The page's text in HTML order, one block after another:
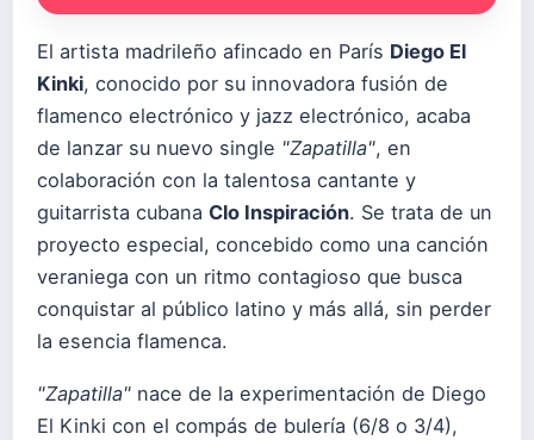
El artista madrileño afincado en París Diego El
Kinki, conocido por su innovadora fusión de
flamenco electrónico y jazz electrónico, acaba
de lanzar su nuevo single "Zapatilla", en
colaboración con la talentosa cantante y
guitarrista cubana Clo Inspiración. Se trata de un
proyecto especial, concebido como una canción
veraniega con un ritmo contagioso que busca
conquistar al público latino y más allá, sin perder
la esencia flamenca.
"Zapatilla" nace de la experimentación de Diego
El Kinki con el compás de bulería (6/8 o 3/4),